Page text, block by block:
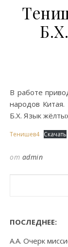
В работе приводятся сведения о языке тюркоязычных
народов
Б.Х. Язык
Тенишев4 Скачать
от admin
ПОСЛЕДНЕЕ:
А.А. Очерк